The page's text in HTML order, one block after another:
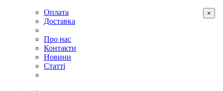
Оплата
Доставка
Про нас
Контакти
Новини
Статті
×